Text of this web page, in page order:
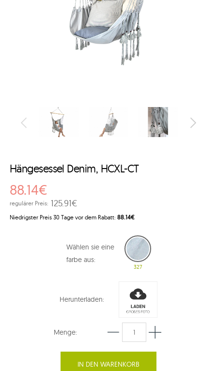
Hängesessel Denim, HCXL-CT
88.14€
regulärer Preis: 125.91€
Niedrigster Preis 30 Tage vor dem Rabatt: 88.14€
Wählen sie eine
farbe aus:
327
Herunterladen:
Menge:
IN DEN WARENKORB